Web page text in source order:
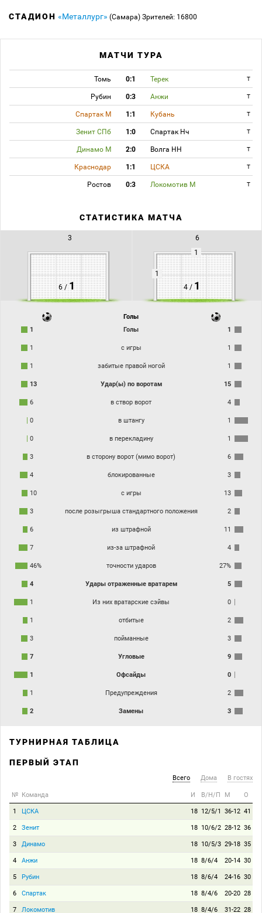
СТАДИОН «Металлург» (Самара) Зрителей: 16800
МАТЧИ ТУРА
Томь 0:1 Терек T
Рубин 0:3 Анжи T
Спартак М 1:1 Кубань T
Зенит СПб 1:0 Спартак Нч T
Динамо М 2:0 Волга НН T
Краснодар 1:1 ЦСКА T
Ростов 0:3 Локомотив М T
СТАТИСТИКА МАТЧА
3
6 / 1
6
1
1
4 / 1
Голы
1
Голы 1
1 с игры 1
1 забитые правой ногой 1
13 Удар(ы) по воротам 15
6 в створ ворот 4
0 в штангу 1
0 в перекладину 1
3 в сторону ворот (мимо ворот) 6
4 блокированные 3
10 с игры 13
3 после розыгрыша стандартного положения 2
6 из штрафной 11
7 из-за штрафной 4
46% точности ударов 27%
4 Удары отраженные вратарем 5
1 Из них вратарские сэйвы 0
1 отбитые 2
3 пойманные 3
7 Угловые 9
1 Офсайды 0
1 Предупреждения 2
2 Замены 3
ТУРНИРНАЯ ТАБЛИЦА
ПЕРВЫЙ ЭТАП
Всего Дома В гостях
№ Команда И В/Н/П М О
1 ЦСКА 18 12/5/1 36-12 41
2 Зенит 18 10/6/2 28-12 36
3 Динамо 18 10/5/3 29-18 35
4 Анжи 18 8/6/4 20-14 30
5 Рубин 18 8/6/4 24-16 30
6 Спартак 18 8/4/6 20-20 28
7 Локомотив 18 8/4/6 31-22 28